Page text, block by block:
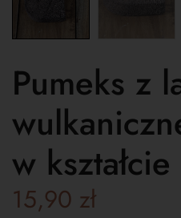
Pumeks z
w
15,90 zł